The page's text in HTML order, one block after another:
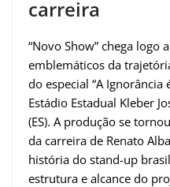
carreira
“Novo Show” chega
emblemáticos da
do especial “A Ignorância
Estádio Estadual Kleber
(ES). A produção se
da carreira de Renato
história do stand-up
estrutura e alcance do